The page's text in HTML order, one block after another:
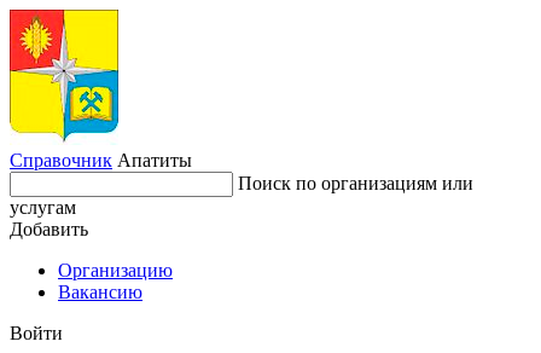
Справочник Апатиты
Поиск по организациям или
услугам
Добавить
Организацию
Вакансию
Войти